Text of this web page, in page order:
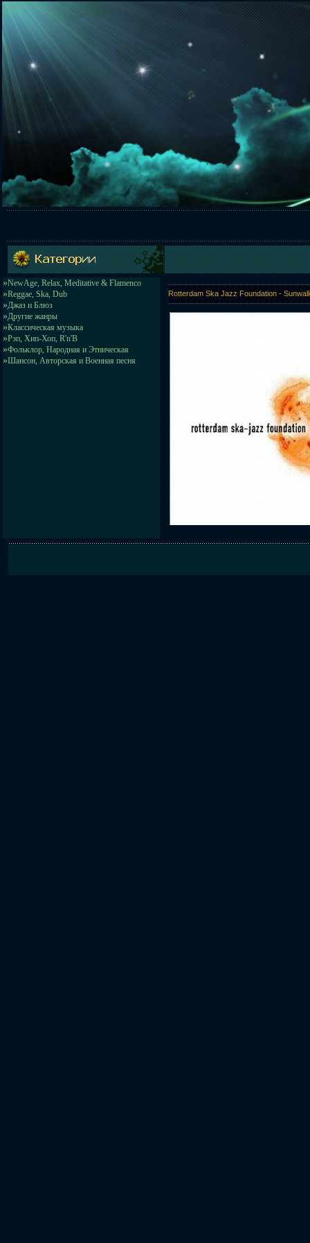
»NewAge, Relax, Meditative & Flamenco
»Reggae, Ska, Dub
»Джаз и Блюз
»Другие жанры
»Классическая музыка
»Рэп, Хип-Хоп, R'n'B
»Фольклор, Народная и Этническая
»Шансон, Авторская и Военная песня
Rotterdam Ska Jazz Foundation -